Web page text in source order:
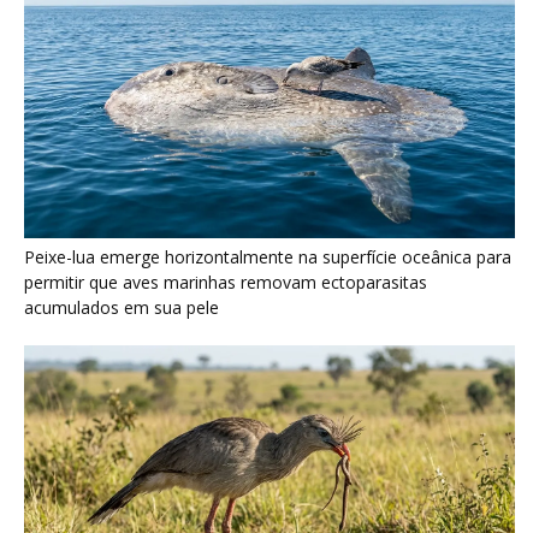
Seriema utiliza pernas longas e arremessa serpentes contra
rochas para subjugar presas peçonhentas nos campos